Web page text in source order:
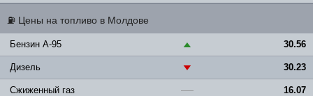
⛽ Цены на топливо в Молдове
Бензин A-95 ▲ 30.56
Дизель ▼ 30.23
Сжиженный газ — 16.07